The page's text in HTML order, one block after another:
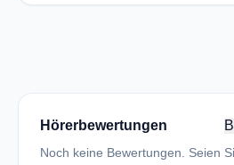
Hörerbewertungen
Noch keine Bewertungen. Seien